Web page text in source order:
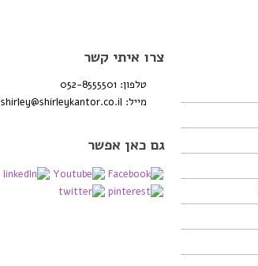
צרו איתי קשר
טלפון: 052-8555501
מייל: shirley@shirleykantor.co.il
גם כאן אפשר